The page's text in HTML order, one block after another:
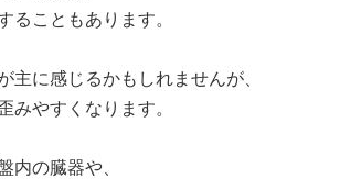
ることもあります。
主に感じるかもしれませんが、
みやすくなります。
内の臓器や、